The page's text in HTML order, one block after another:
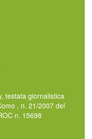
testata giornalistica
, n. 21/2007 del
n. 15698